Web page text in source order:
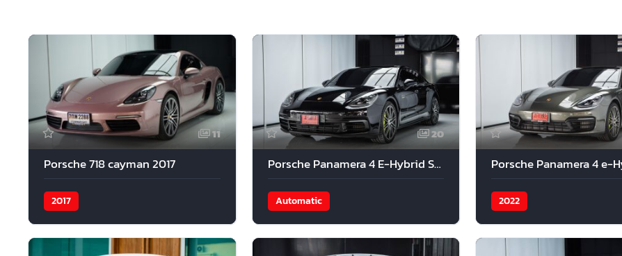
11
Porsche 718 cayman 2017
2017
20
Porsche Panamera 4 E-Hybrid Sport Premium 2017
Automatic 2022